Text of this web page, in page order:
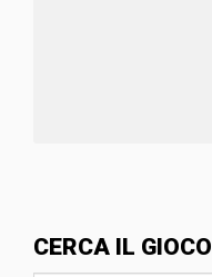
CERCA IL GIOCO